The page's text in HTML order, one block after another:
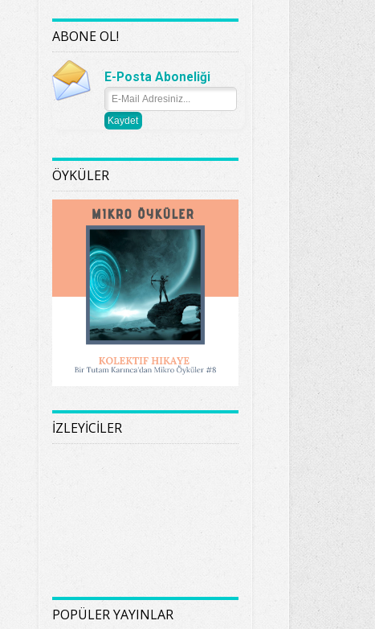
ABONE OL!
E-Posta Aboneliği
ÖYKÜLER
İZLEYİCİLER
POPÜLER YAYINLAR